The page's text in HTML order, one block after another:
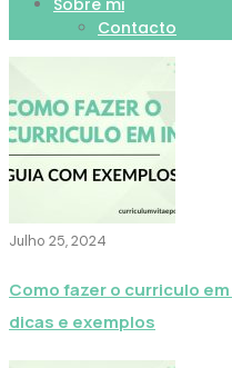
Sobre mi
Contacto
Julho 25, 2024
Como fazer o curriculo
dicas e exemplos